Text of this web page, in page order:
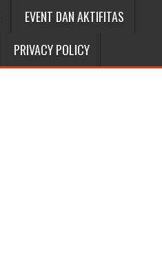
EVENT DAN AKTIFITAS
PRIVACY POLICY